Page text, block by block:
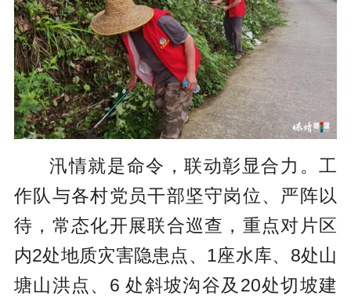
汛情就是命令，联动彰显合力。工
作队与各村党员干部坚守岗位、严阵以
待，常态化开展联合巡查，重点对片区
内2处地质灾害隐患点、1座水库、8处山
塘山洪点、6 处斜坡沟谷及20处切坡建